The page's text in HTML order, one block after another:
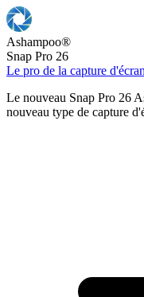
Ashampoo®
Snap Pro 26
Le pro de la capture
Le nouveau Snap Pro 26
nouveau type de capture